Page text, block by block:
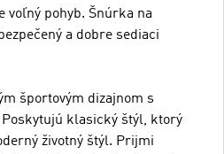
voľný pohyb. Šnúrka na
a dobre sediaci
športovým dizajnom s
klasický štýl, ktorý
životný štýl. Prijmi